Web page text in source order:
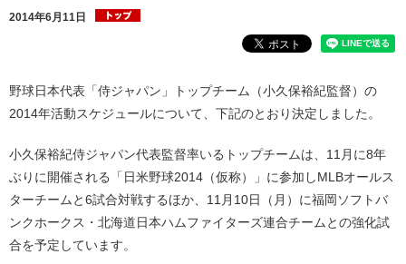
2014年6月11日
野球日本代表「侍ジャパン」トップチーム（小久保裕紀監督）の
2014年活動スケジュールについて、下記のとおり決定しました。
小久保裕紀侍ジャパン代表監督率いるトップチームは、11月に8年
ぶりに開催される「日米野球2014（仮称）」に参加しMLBオールス
ターチームと6試合対戦するほか、11月10日（月）に福岡ソフトバ
ンクホークス・北海道日本ハムファイターズ連合チームとの強化試
合を予定しています。